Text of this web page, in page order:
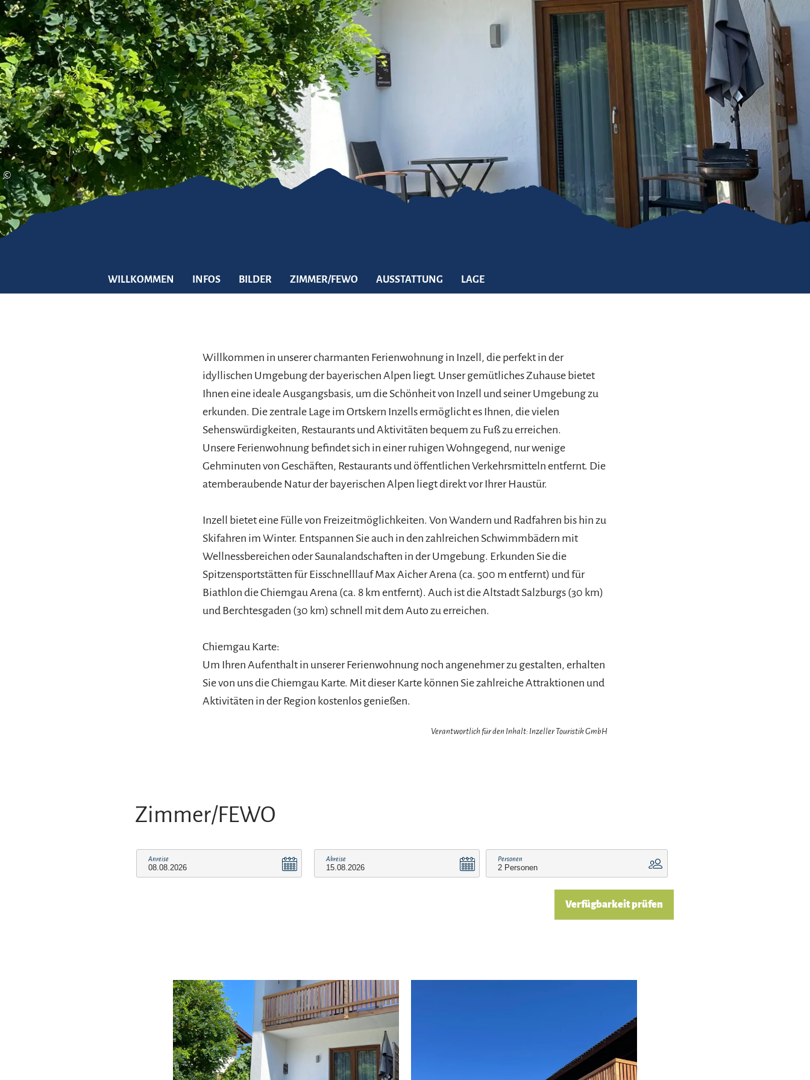
Gleitschirmfliegen &
Luftsport
Interaktive Vollbildkarte
Barrierefreiheit im
Chiemgau
Chiemgau G'schichten
©
WILLKOMMEN INFOS BILDER ZIMMER/FEWO AUSSTATTUNG LAGE
Willkommen in unserer charmanten Ferienwohnung in Inzell, die perfekt in der
idyllischen Umgebung der bayerischen Alpen liegt. Unser gemütliches Zuhause bietet
Ihnen eine ideale Ausgangsbasis, um die Schönheit von Inzell und seiner Umgebung zu
erkunden. Die zentrale Lage im Ortskern Inzells ermöglicht es Ihnen, die vielen
Sehenswürdigkeiten, Restaurants und Aktivitäten bequem zu Fuß zu erreichen.
Unsere Ferienwohnung befindet sich in einer ruhigen Wohngegend, nur wenige
Gehminuten von Geschäften, Restaurants und öffentlichen Verkehrsmitteln entfernt. Die
atemberaubende Natur der bayerischen Alpen liegt direkt vor Ihrer Haustür.
Inzell bietet eine Fülle von Freizeitmöglichkeiten. Von Wandern und Radfahren bis hin zu
Skifahren im Winter. Entspannen Sie auch in den zahlreichen Schwimmbädern mit
Wellnessbereichen oder Saunalandschaften in der Umgebung. Erkunden Sie die
Spitzensportstätten für Eisschnelllauf Max Aicher Arena (ca. 500 m entfernt) und für
Biathlon die Chiemgau Arena (ca. 8 km entfernt). Auch ist die Altstadt Salzburgs (30 km)
und Berchtesgaden (30 km) schnell mit dem Auto zu erreichen.
Chiemgau Karte:
Um Ihren Aufenthalt in unserer Ferienwohnung noch angenehmer zu gestalten, erhalten
Sie von uns die Chiemgau Karte. Mit dieser Karte können Sie zahlreiche Attraktionen und
Aktivitäten in der Region kostenlos genießen.
Verantwortlich für den Inhalt: Inzeller Touristik GmbH
Zimmer/FEWO
Anreise Abreise Personen
Verfügbarkeit prüfen